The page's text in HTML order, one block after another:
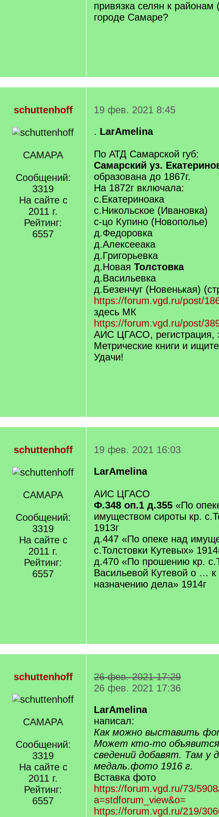
привязка селян к
городе Самаре?
schuttenhoff
САМАРА
Сообщений:
3319
На сайте с
2011 г.
Рейтинг:
6557
19 фев. 2021 8:45
. LarAmelina
По АТД Самарской губ:
Самарский уз.
образована до 1867г.
На 1872г включала:
с.Екатериноака
с.Никольское (Ивановка)
с-цо Купино (Новополье)
д.Федоровка
д.Алексееака
д.Григорьевка
д.Новая Толстовка
д.Васильевка
д.Безенчуг (Новенькая)
https://forum.vgd.ru/post/
здесь МК
https://forum.vgd.ru/post/
АИС ЦГАСО, регистрация,
Метрические книги и
Удачи!
schuttenhoff
САМАРА
Сообщений:
3319
На сайте с
2011 г.
Рейтинг:
6557
19 фев. 2021 16:03
LarAmelina
АИС ЦГАСО
Ф.348 оп.1 д.355 «По
имуществом сироты кр.
1913г
д.447 «По опеке над
с.Толстовки Кутевых»
д.470 «По прошению кр.
Васильевой Кутевой о …
назначению дела» 1914г
schuttenhoff
САМАРА
Сообщений:
3319
На сайте с
2011 г.
Рейтинг:
6557
26 фев. 2021 17:29
26 фев. 2021 17:36
LarAmelina
написал:
Как можно выставить
Может кто-то объявится
сведений добавят. Там у
медаль.фото 1916 г.
Вставка фото
https://forum.vgd.ru/73/
a=stdforum_view&o=
https://forum.vgd.ru/219/